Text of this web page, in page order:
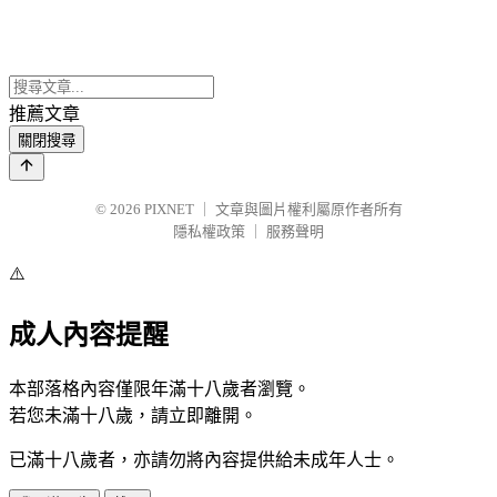
推薦文章
關閉搜尋
© 2026 PIXNET
文章與圖片權利屬原作者所有
隱私權政策
服務聲明
⚠️
成人內容提醒
本部落格內容僅限年滿十八歲者瀏覽。
若您未滿十八歲，請立即離開。
已滿十八歲者，亦請勿將內容提供給未成年人士。